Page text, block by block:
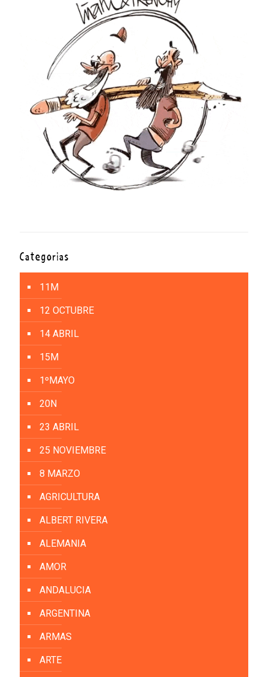
Categorías
11M
12 OCTUBRE
14 ABRIL
15M
1ºMAYO
20N
23 ABRIL
25 NOVIEMBRE
8 MARZO
AGRICULTURA
ALBERT RIVERA
ALEMANIA
AMOR
ANDALUCIA
ARGENTINA
ARMAS
ARTE